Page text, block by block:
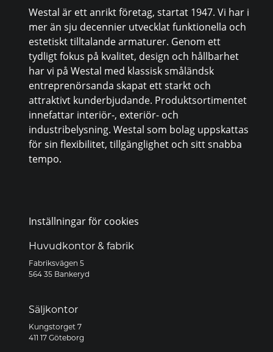
Westal är ett anrikt företag, startat 1947. Vi har i
mer än sju decennier utvecklat funktionella och
estetiskt tilltalande armaturer. Genom ett
tydligt fokus på kvalitet, design och hållbarhet
har vi på Westal med klassisk småländsk
entreprenörsanda skapat ett starkt och
attraktivt kunderbjudande. Produktsortimentet
innefattar interiör-, exteriör- och
industribelysning. Westal som bolag uppskattas
för sin flexibilitet, tillgänglighet och sitt snabba
tempo.
Inställningar för cookies
Huvudkontor & fabrik
Fabriksvägen 5
564 35 Bankeryd
Säljkontor
Kungstorget 7
411 17 Göteborg